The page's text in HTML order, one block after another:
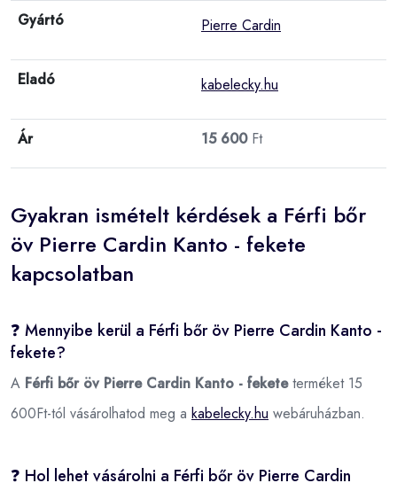
Gyártó Pierre Cardin
Eladó kabelecky.hu
Ár 15 600Ft
Gyakran ismételt kérdések a Férfi bőr
öv Pierre Cardin Kanto - fekete
kapcsolatban
❓ Mennyibe kerül a Férfi bőr öv Pierre Cardin Kanto -
fekete?
A Férfi bőr öv Pierre Cardin Kanto - feketeterméket 15
600Ft-tól vásárolhatod meg a kabelecky.hu webáruházban.
❓ Hol lehet vásárolni a Férfi bőr öv Pierre Cardin